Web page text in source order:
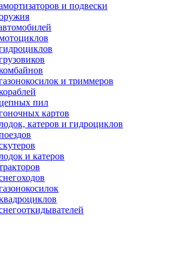
и подвески
и триммеров
пил
картов
катеров и гидроциклов
и катеров